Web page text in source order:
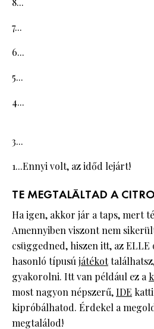
7...
6...
5...
4...
3...
1...Ennyi volt, az időd lejárt!
TE MEGTALÁLTAD A
Ha igen, akkor jár a taps, mert
Amennyiben viszont nem
csüggedned, hiszen itt, az ELLE
hasonló típusújátékot
gyakorolni. Itt van például ez a
most nagyon népszerű,IDE
kipróbálhatod. Érdekel a
megtalálod!